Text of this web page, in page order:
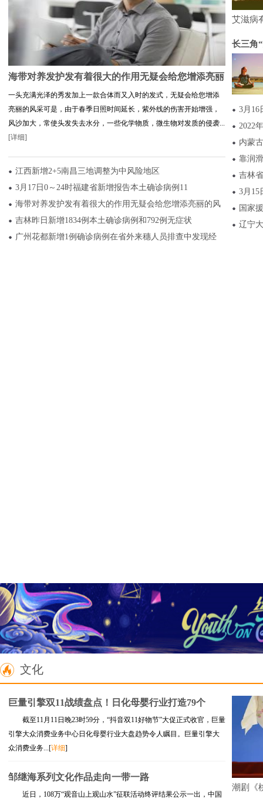
海带对养发护发有着很大的作用无疑会给您增添亮丽
一头充满光泽的秀发加上一款合体而又入时的发式，无疑会给您增添
亮丽的风采可是，由于春季日照时间延长，紫外线的伤害开始增强，
风沙加大，常使头发失去水分，一些化学物质，微生物对发质的侵袭...
[详细]
江西新增2+5南昌三地调整为中风险地区
3月17日0～24时福建省新增报告本土确诊病例11
海带对养发护发有着很大的作用无疑会给您增添亮丽的风
吉林昨日新增1834例本土确诊病例和792例无症状
广州花都新增1例确诊病例在省外来穗人员排查中发现经
艾滋病
长三角
3月16
2022
内蒙
靠润
吉林
3月15
国家
辽宁
文化
巨量引擎双11战绩盘点！日化母婴行业打造79个
截至11月11日晚23时59分，“抖音双11好物节”大促正式收官，巨量
引擎大众消费业务中心日化母婴行业大盘趋势令人瞩目。巨量引擎大
众消费业务...[详细]
邹继海系列文化作品走向一带一路
近日，108万“观音山上观山水”征联活动终评结果公示一出，中国
潮剧《